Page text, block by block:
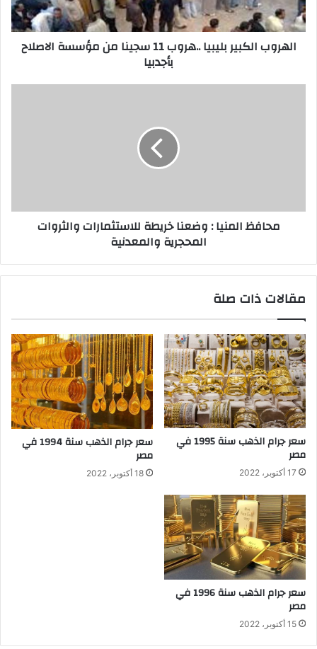
الهروب الكبير بليبيا ..هروب 11 سجينا من مؤسسة الاصلاح
بأجدبيا
محافظ المنيا : وضعنا خريطة للاستثمارات والثروات
المحجرية والمعدنية
مقالات ذات صلة
سعر جرام الذهب سنة 1995 في
مصر
17 أكتوبر، 2022
سعر جرام الذهب سنة 1994 في
مصر
18 أكتوبر، 2022
سعر جرام الذهب سنة 1996 في
مصر
15 أكتوبر، 2022